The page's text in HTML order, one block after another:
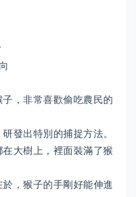
，非常喜歡偷吃農民的
發出特別的捕捉方法。
大樹上，裡面裝滿了猴
，猴子的手剛好能伸進